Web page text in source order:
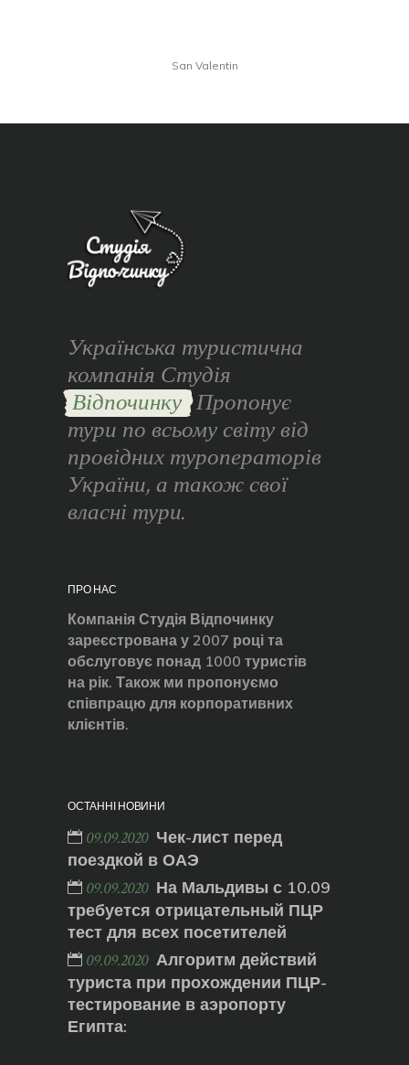
San Valentin
Українська туристична
компанія Студія
Відпочинку Пропонує
тури по всьому світу від
провідних туроператорів
України, а також свої
власні тури.
ПРО НАС
Компанія Студія Відпочинку
зареєстрована у 2007 році та
обслуговує понад 1000 туристів
на рік. Також ми пропонуємо
співпрацю для корпоративних
клієнтів.
ОСТАННІ НОВИНИ
09.09.2020 Чек-лист перед
поездкой в ОАЭ
09.09.2020 На Мальдивы с 10.09
требуется отрицательный ПЦР
тест для всех посетителей
09.09.2020 Алгоритм действий
туриста при прохождении ПЦР-
тестирование в аэропорту
Египта: